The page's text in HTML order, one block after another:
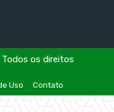
os direitos
Uso Contato